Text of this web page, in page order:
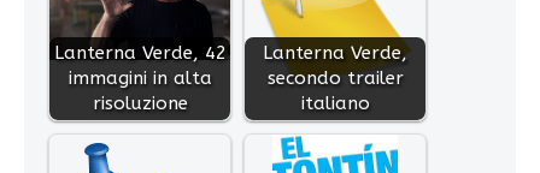
Lanterna Verde, 42
immagini in alta
risoluzione
Lanterna Verde,
secondo trailer
italiano